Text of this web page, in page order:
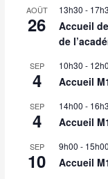
AOÛT
26
13h30 -
Accueil
de
SEP
4
10h30 -
Accueil
SEP
4
14h00 -
Accueil
SEP
10
9h00 - 15h00
Accueil